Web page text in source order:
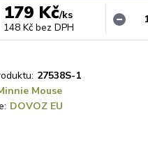
179 Kč/ks
148 Kč bez DPH
27538S-1
Mouse
DOVOZ EU